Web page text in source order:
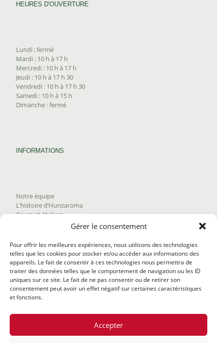
Gérer le consentement
Pour offrir les meilleures expériences, nous utilisons des technologies
telles que les cookies pour stocker et/ou accéder aux informations des
appareils. Le fait de consentir à ces technologies nous permettra de
traiter des données telles que le comportement de navigation ou les ID
uniques sur ce site. Le fait de ne pas consentir ou de retirer son
consentement peut avoir un effet négatif sur certaines caractéristiques
et fonctions.
Accepter
HEURES D'OUVERTURE
Lundi : fermé
Mardi : 10 h à 17 h
Mercredi : 10 h à 17 h
Jeudi : 10 h à 17 h 30
Vendredi : 10 h à 17 h 30
Samedi : 10 h à 15 h
Dimanche : fermé
INFORMATIONS
Notre équipe
L’histoire d’Hunzaroma
Cours et Ateliers
Trouver nos produits
Politique de frais d'envoi
Termes et conditions
Politique de remboursement